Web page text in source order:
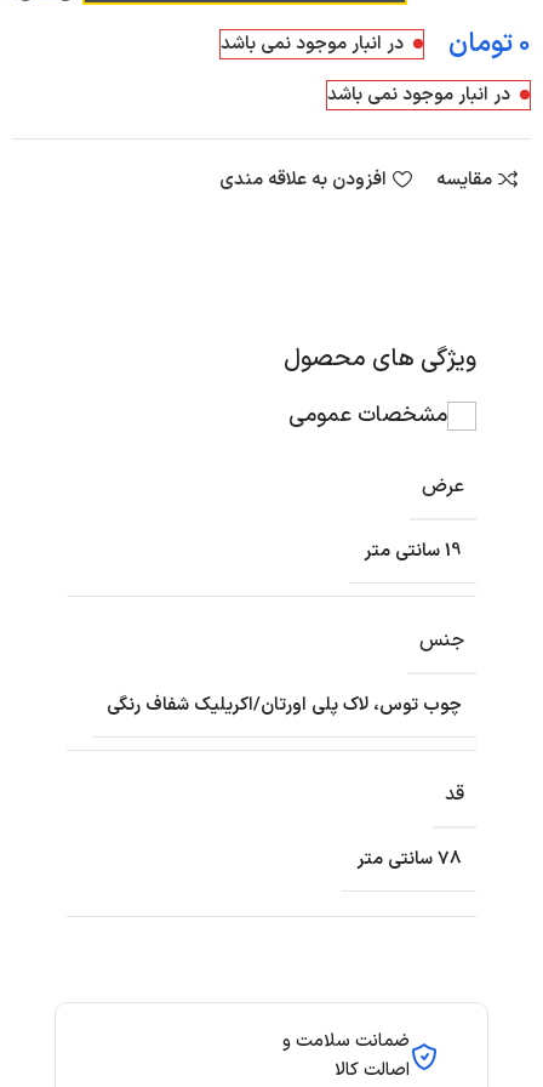
تومان
در انبار موجود نمی باشد
در انبار موجود نمی باشد
مقایسه افزودن به علاقه مندی
ضمانت سلامت و
اصالت کالا
ویژگی های محصول
مشخصات عمومی
عرض
19 سانتی متر
جنس
چوب توس، لاک پلی اورتان/اکریلیک شفاف رنگی
قد
78 سانتی متر